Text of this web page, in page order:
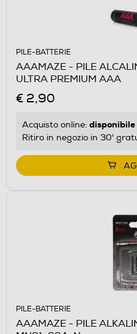
PILE-BATTERIE
AAAMAZE - PILE
ULTRA PREMIUM AAA
€ 2,90
Acquisto online: disponibile
Ritiro in negozio in 30'
PILE-BATTERIE
AAAMAZE - PILE